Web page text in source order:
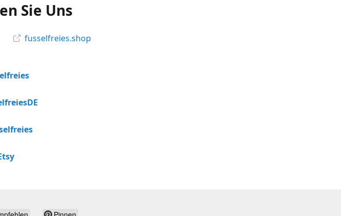
Sie Uns
fusselfreies.shop